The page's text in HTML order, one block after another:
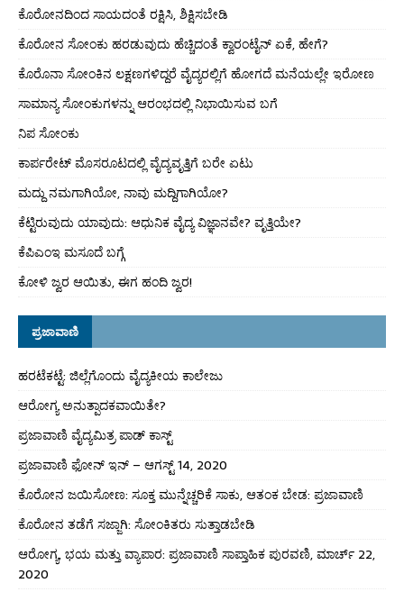
ಕೊರೋನದಿಂದ ಸಾಯದಂತೆ ರಕ್ಷಿಸಿ, ಶಿಕ್ಷಿಸಬೇಡಿ
ಕೊರೋನ ಸೋಂಕು ಹರಡುವುದು ಹೆಚ್ಚಿದಂತೆ ಕ್ವಾರಂಟೈನ್ ಏಕೆ, ಹೇಗೆ?
ಕೊರೊನಾ ಸೋಂಕಿನ ಲಕ್ಷಣಗಳಿದ್ದರೆ ವೈದ್ಯರಲ್ಲಿಗೆ ಹೋಗದೆ ಮನೆಯಲ್ಲೇ ಇರೋಣ
ಸಾಮಾನ್ಯ ಸೋಂಕುಗಳನ್ನು ಆರಂಭದಲ್ಲಿ ನಿಭಾಯಿಸುವ ಬಗೆ
ನಿಪ ಸೋಂಕು
ಕಾರ್ಪರೇಟ್ ಮೊಸರೂಟದಲ್ಲಿ ವೈದ್ಯವೃತ್ತಿಗೆ ಬರೇ ಏಟು
ಮದ್ದು ನಮಗಾಗಿಯೋ, ನಾವು ಮದ್ದಿಗಾಗಿಯೋ?
ಕೆಟ್ಟಿರುವುದು ಯಾವುದು: ಆಧುನಿಕ ವೈದ್ಯ ವಿಜ್ಞಾನವೇ? ವೃತ್ತಿಯೇ?
ಕೆಪಿಎಂಇ ಮಸೂದೆ ಬಗ್ಗೆ
ಕೋಳಿ ಜ್ವರ ಆಯಿತು, ಈಗ ಹಂದಿ ಜ್ವರ!
ಪ್ರಜಾವಾಣಿ
ಹರಟೆಕಟ್ಟೆ: ಜಿಲ್ಲೆಗೊಂದು ವೈದ್ಯಕೀಯ ಕಾಲೇಜು
ಆರೋಗ್ಯ ಅನುತ್ಪಾದಕವಾಯಿತೇ?
ಪ್ರಜಾವಾಣಿ ವೈದ್ಯಮಿತ್ರ ಪಾಡ್ ಕಾಸ್ಟ್
ಪ್ರಜಾವಾಣಿ ಫೋನ್ ಇನ್ – ಆಗಸ್ಟ್ 14, 2020
ಕೊರೋನ ಜಯಿಸೋಣ: ಸೂಕ್ತ ಮುನ್ನೆಚ್ಚರಿಕೆ ಸಾಕು, ಆತಂಕ ಬೇಡ: ಪ್ರಜಾವಾಣಿ
ಕೊರೋನ ತಡೆಗೆ ಸಜ್ಜಾಗಿ: ಸೋಂಕಿತರು ಸುತ್ತಾಡಬೇಡಿ
ಆರೋಗ್ಯ, ಭಯ ಮತ್ತು ವ್ಯಾಪಾರ: ಪ್ರಜಾವಾಣಿ ಸಾಪ್ತಾಹಿಕ ಪುರವಣಿ, ಮಾರ್ಚ್ 22,
2020